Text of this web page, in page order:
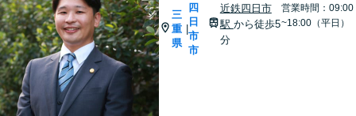
三
重
県
四
日
市
市
近鉄四日市
駅 から徒歩5
分
営業時間：09:00
~18:00（平日）